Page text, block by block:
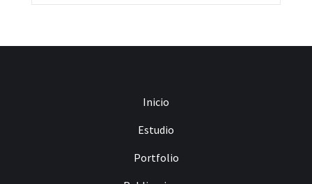
Inicio
Estudio
Portfolio